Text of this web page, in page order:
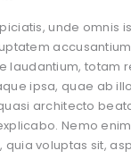
unde omnis
accusantium
laudantium, totam
ipsa, quae ab
architecto
Nemo
quia voluptas sit,